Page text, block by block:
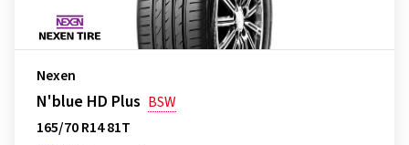
Nexen
N'blue HD Plus BSW
165/70 R14 81T